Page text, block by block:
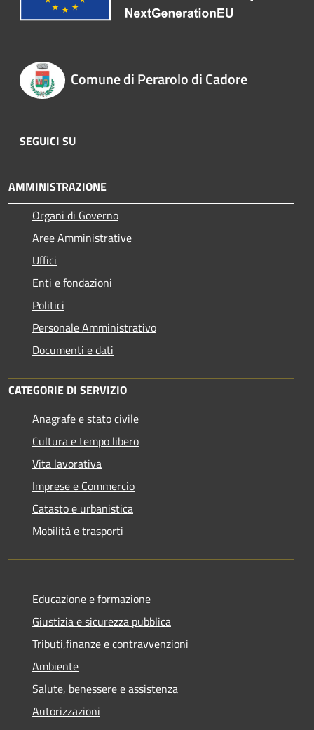
Comune di Perarolo di Cadore
SEGUICI SU
AMMINISTRAZIONE
Organi di Governo
Aree Amministrative
Uffici
Enti e fondazioni
Politici
Personale Amministrativo
Documenti e dati
CATEGORIE DI SERVIZIO
Anagrafe e stato civile
Cultura e tempo libero
Vita lavorativa
Imprese e Commercio
Catasto e urbanistica
Mobilità e trasporti
Educazione e formazione
Giustizia e sicurezza pubblica
Tributi,finanze e contravvenzioni
Ambiente
Salute, benessere e assistenza
Autorizzazioni